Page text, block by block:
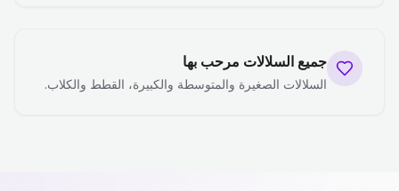
جميع السلالات مرحب بها
السلالات الصغيرة والمتوسطة والكبيرة، القطط والكلاب.